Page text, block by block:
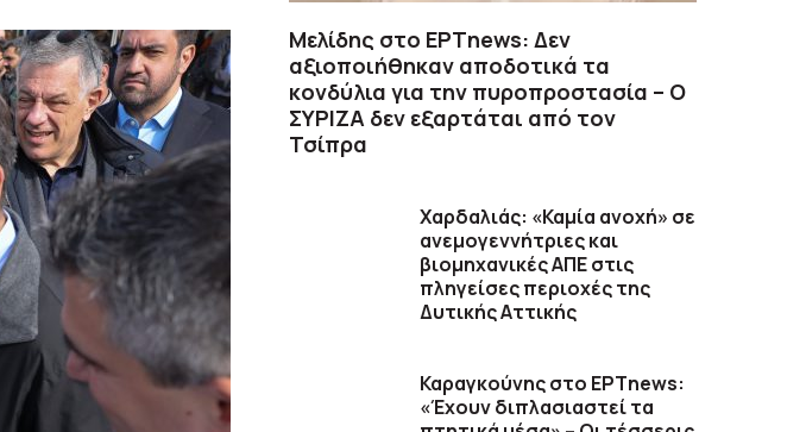
Μελίδης στο ΕΡΤnews: Δεν
αξιοποιήθηκαν αποδοτικά τα
κονδύλια για την πυροπροστασία – Ο
ΣΥΡΙΖΑ δεν εξαρτάται από τον
Τσίπρα
Χαρδαλιάς: «Καμία ανοχή» σε
ανεμογεννήτριες και
βιομηχανικές ΑΠΕ στις
πληγείσες περιοχές της
Δυτικής Αττικής
Καραγκούνης στο ΕΡΤnews:
«Έχουν διπλασιαστεί τα